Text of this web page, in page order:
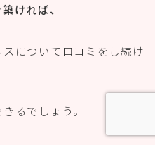
ければ、
について口コミをし続け
るでしょう。